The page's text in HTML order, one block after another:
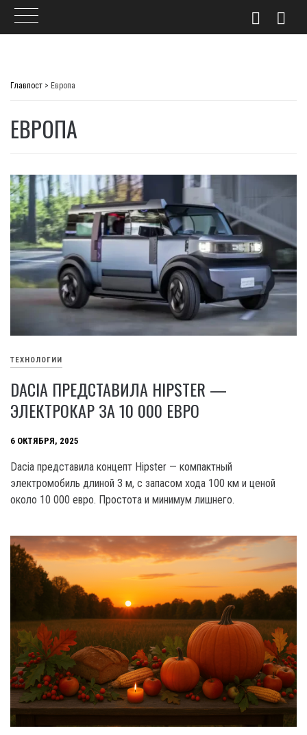
Главпост > Европа
ЕВРОПА
ТЕХНОЛОГИИ
DACIA ПРЕДСТАВИЛА HIPSTER —
ЭЛЕКТРОКАР ЗА 10 000 ЕВРО
6 ОКТЯБРЯ, 2025
Dacia представила концепт Hipster — компактный
электромобиль длиной 3 м, с запасом хода 100 км и ценой
около 10 000 евро. Простота и минимум лишнего.